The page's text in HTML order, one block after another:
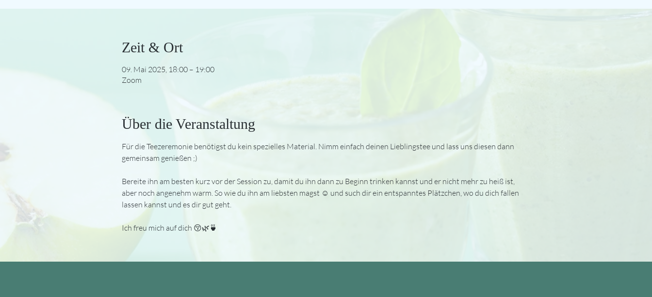
Zeit & Ort
09. Mai 2025, 18:00 – 19:00
Zoom
Über die Veranstaltung
Für die Teezeremonie benötigst du kein spezielles Material. Nimm einfach deinen Lieblingstee und lass uns diesen dann
gemeinsam genießen ;)
Bereite ihn am besten kurz vor der Session zu, damit du ihn dann zu Beginn trinken kannst und er nicht mehr zu heiß ist,
aber noch angenehm warm. So wie du ihn am liebsten magst ☺️ und such dir ein entspanntes Plätzchen, wo du dich fallen
lassen kannst und es dir gut geht.
Ich freu mich auf dich 😚🌿🍵